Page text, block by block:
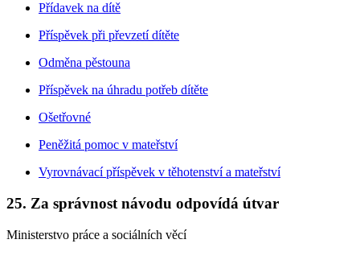
Přídavek na dítě
Příspěvek při převzetí dítěte
Odměna pěstouna
Příspěvek na úhradu potřeb dítěte
Ošetřovné
Peněžitá pomoc v mateřství
Vyrovnávací příspěvek v těhotenství a mateřství
25. Za správnost návodu odpovídá útvar
Ministerstvo práce a sociálních věcí